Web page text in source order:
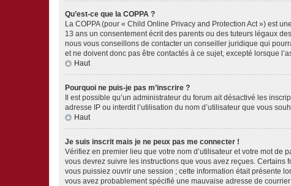
Qu’est-ce que la COPPA ?
La COPPA (pour « Child Online Privacy and Protection Act ») est
13 ans un consentement écrit des parents ou des tuteurs légaux
nous vous conseillons de contacter un conseiller juridique qui
et ne doivent donc pas être contactés à ce sujet, excepté lorsque
Haut
Pourquoi ne puis-je pas m’inscrire ?
Il est possible qu’un administrateur du forum ait désactivé les
adresse IP ou interdit l’utilisation du nom d’utilisateur que vous
Haut
Je suis inscrit mais je ne peux pas me connecter !
Vérifiez en premier lieu que votre nom d’utilisateur et votre mot de
vous devrez suivre les instructions que vous avez reçues.
vous puissiez ouvrir une session ; cette information était présente
vous avez probablement spécifié une mauvaise adresse de